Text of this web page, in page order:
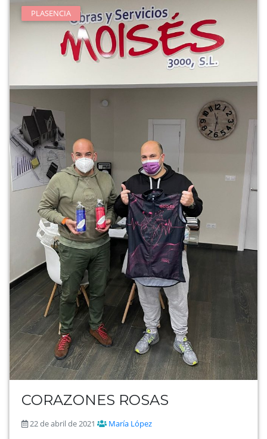
PLASENCIA
CORAZONES ROSAS
22 de abril de 2021 María López